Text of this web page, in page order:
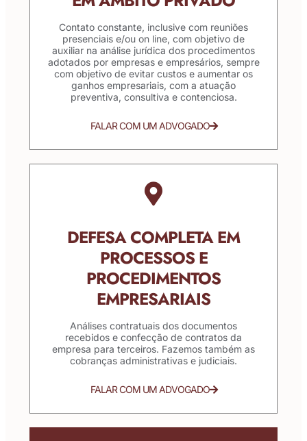
Contato constante, inclusive com reuniões
presenciais e/ou on line, com objetivo de
auxiliar na análise jurídica dos procedimentos
adotados por empresas e empresários, sempre
com objetivo de evitar custos e aumentar os
ganhos empresariais, com a atuação
preventiva, consultiva e contenciosa.
FALAR COM UM ADVOGADO
DEFESA COMPLETA EM
PROCESSOS E
PROCEDIMENTOS
EMPRESARIAIS
Análises contratuais dos documentos
recebidos e confecção de contratos da
empresa para terceiros. Fazemos também as
cobranças administrativas e judiciais.
FALAR COM UM ADVOGADO